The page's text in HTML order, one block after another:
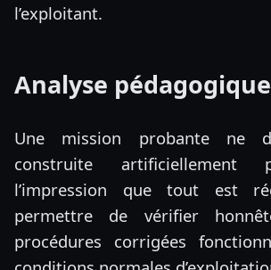
l’exploitant.
Analyse pédagogique
Une mission probante ne
construite artificiellement
l’impression que tout est
permettre de vérifier
procédures corrigées